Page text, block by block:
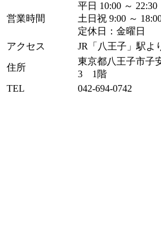
営業時間
平日 10:00 ～ 22:30
土日祝 9:00 ～
定休日：金曜日
アクセス
JR「八王子」駅よ
住所
東京都八王子市子
3 1階
TEL
042-694-0742